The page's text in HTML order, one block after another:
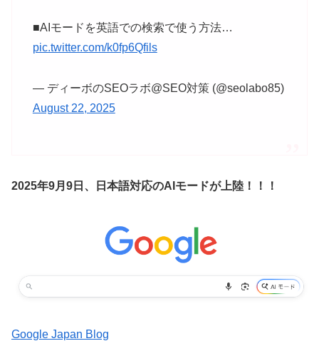
■AIモードを英語での検索で使う方法…
pic.twitter.com/k0fp6Qfils
— ディーボのSEOラボ@SEO対策 (@seolabo85)
August 22, 2025
2025年9月9日、日本語対応のAIモードが上陸！！！
Google Japan Blog